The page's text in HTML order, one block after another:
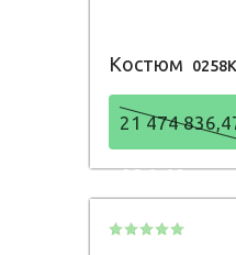
Костюм
21 474
836,48Р